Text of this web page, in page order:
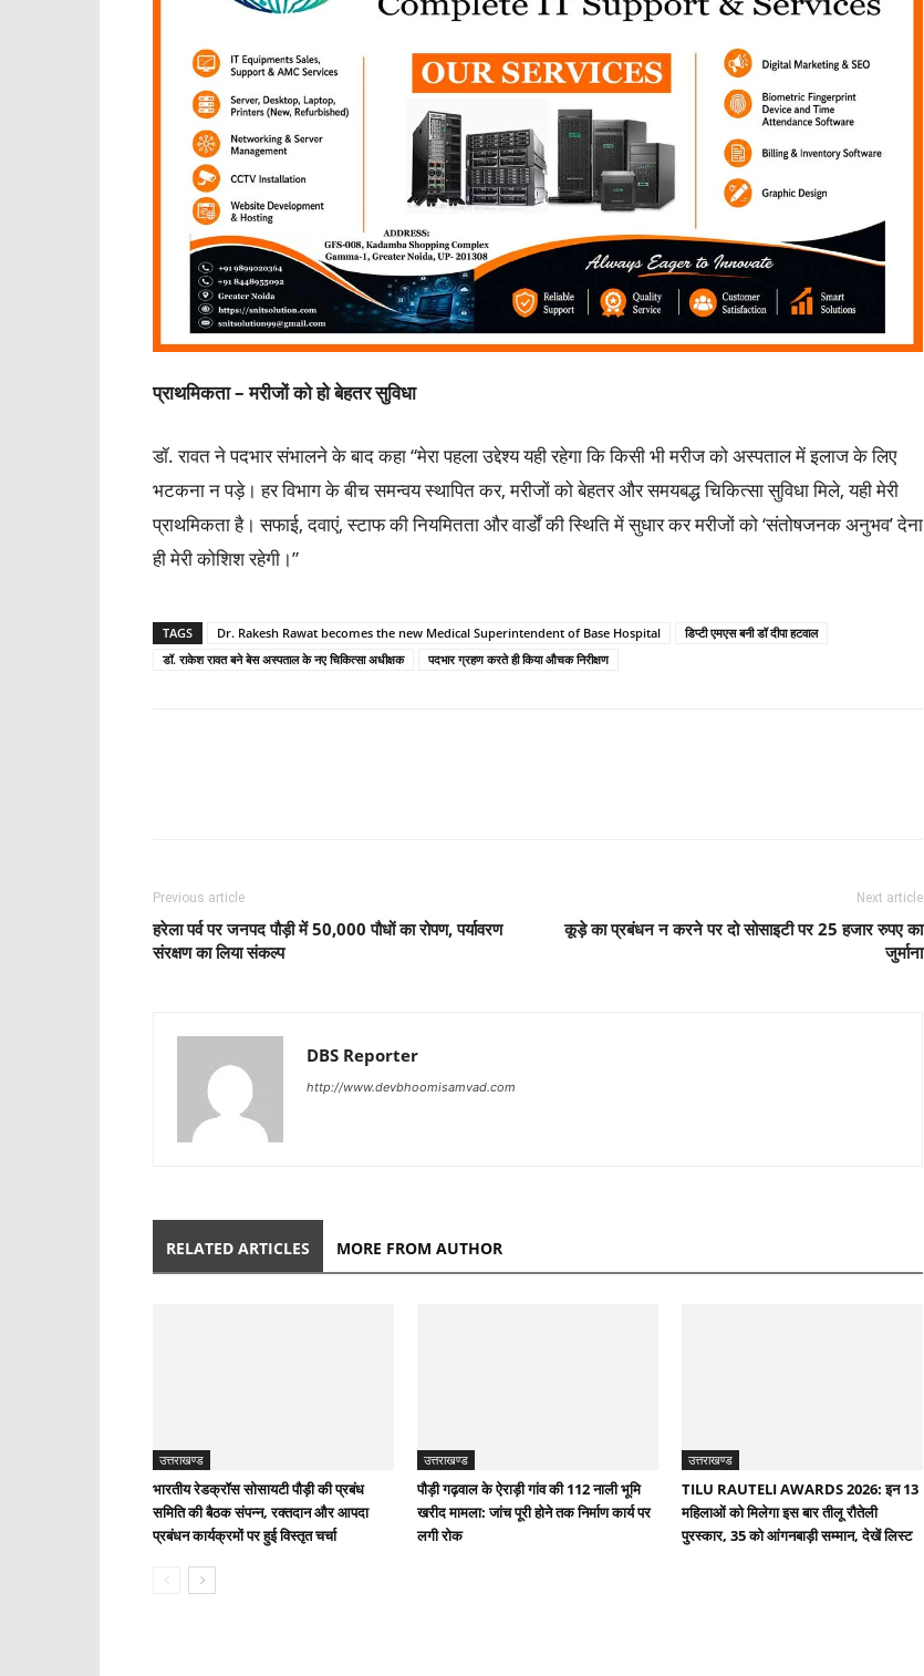
प्राथमिकता – मरीजों को हो बेहतर सुविधा
डॉ. रावत ने पदभार संभालने के बाद कहा “मेरा पहला उद्देश्य यही रहेगा कि किसी भी मरीज को अस्पताल में इलाज के लिए
भटकना न पड़े। हर विभाग के बीच समन्वय स्थापित कर, मरीजों को बेहतर और समयबद्ध चिकित्सा सुविधा मिले, यही मेरी
प्राथमिकता है। सफाई, दवाएं, स्टाफ की नियमितता और वार्डों की स्थिति में सुधार कर मरीजों को ‘संतोषजनक अनुभव’ देना
ही मेरी कोशिश रहेगी।”
TAGS Dr. Rakesh Rawat becomes the new Medical Superintendent of Base Hospital
डिप्टी एमएस बनी डॉ दीपा हटवाल
डॉ. राकेश रावत बने बेस अस्पताल के नए चिकित्सा अधीक्षक
पदभार ग्रहण करते ही किया औचक निरीक्षण
Previous article
हरेला पर्व पर जनपद पौड़ी में 50,000 पौधों का रोपण, पर्यावरण
संरक्षण का लिया संकल्प
Next article
कूड़े का प्रबंधन न करने पर दो सोसाइटी पर 25 हजार रुपए का
जुर्माना
DBS Reporter
http://www.devbhoomisamvad.com
RELATED ARTICLES MORE FROM AUTHOR
उत्तराखण्ड
भारतीय रेडक्रॉस सोसायटी पौड़ी की प्रबंध
समिति की बैठक संपन्न, रक्तदान और आपदा
प्रबंधन कार्यक्रमों पर हुई विस्तृत चर्चा
उत्तराखण्ड
पौड़ी गढ़वाल के ऐराड़ी गांव की 112 नाली भूमि
खरीद मामला: जांच पूरी होने तक निर्माण कार्य पर
लगी रोक
उत्तराखण्ड
TILU RAUTELI AWARDS 2026: इन 13
महिलाओं को मिलेगा इस बार तीलू रौतेली
पुरस्कार, 35 को आंगनबाड़ी सम्मान, देखें लिस्ट